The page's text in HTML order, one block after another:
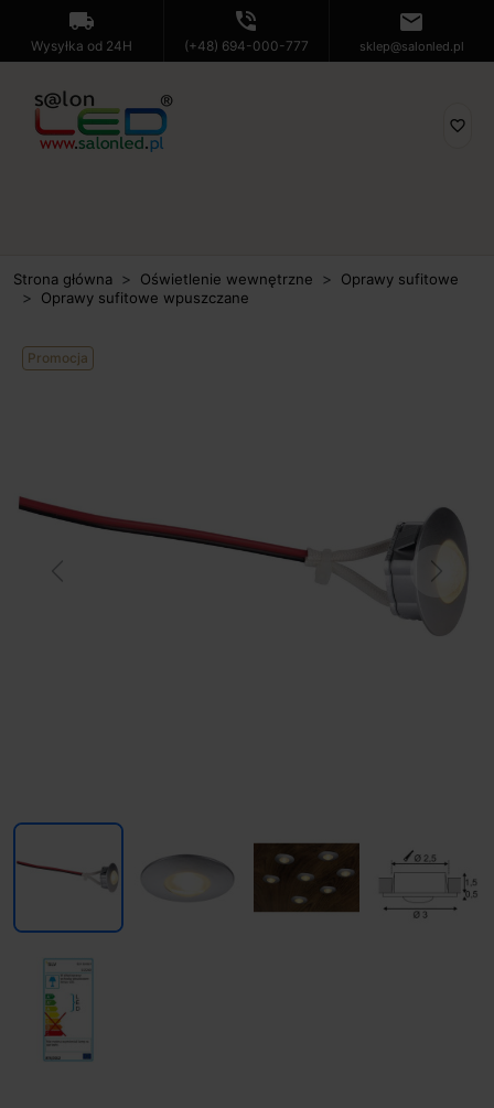
local_shipping
Wysyłka od 24H
phone_in_talk
(+48) 694-000-777
mail
sklep@salonled.pl
favorite_border
Strona główna Oświetlenie wewnętrzne
Oprawy sufitowe
Oprawy sufitowe wpuszczane
Promocja